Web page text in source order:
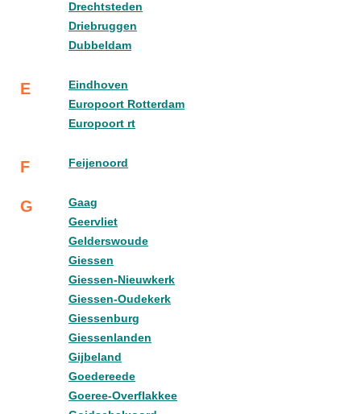
Drechtsteden
Driebruggen
Dubbeldam
E
Eindhoven
Europoort Rotterdam
Europoort rt
F Feijenoord
G
Gaag
Geervliet
Gelderswoude
Giessen
Giessen-Nieuwkerk
Giessen-Oudekerk
Giessenburg
Giessenlanden
Gijbeland
Goedereede
Goeree-Overflakkee